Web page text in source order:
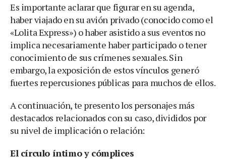
Es importante aclarar que figurar en su agenda,
haber viajado en su avión privado (conocido como el
«Lolita Express») o haber asistido a sus eventos no
implica necesariamente haber participado o tener
conocimiento de sus crímenes sexuales. Sin
embargo, la exposición de estos vínculos generó
fuertes repercusiones públicas para muchos de ellos.
A continuación, te presento los personajes más
destacados relacionados con su caso, divididos por
su nivel de implicación o relación:
El círculo íntimo y cómplices